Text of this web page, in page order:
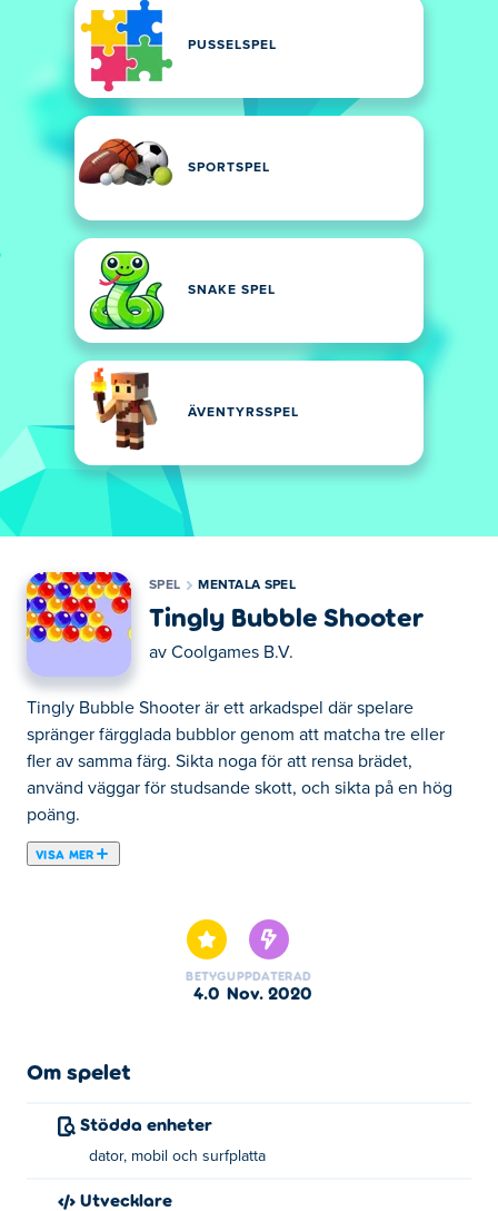
PUSSELSPEL
SPORTSPEL
SNAKE SPEL
ÄVENTYRSSPEL
SPEL MENTALA SPEL
Tingly Bubble Shooter
av Coolgames B.V.
Tingly Bubble Shooter är ett arkadspel där spelare
spränger färgglada bubblor genom att matcha tre eller
fler av samma färg. Sikta noga för att rensa brädet,
använd väggar för studsande skott, och sikta på en hög
poäng.
VISA MER
BETYG
4.0
UPPDATERAD
nov. 2020
Om spelet
Stödda enheter
dator, mobil och surfplatta
Utvecklare